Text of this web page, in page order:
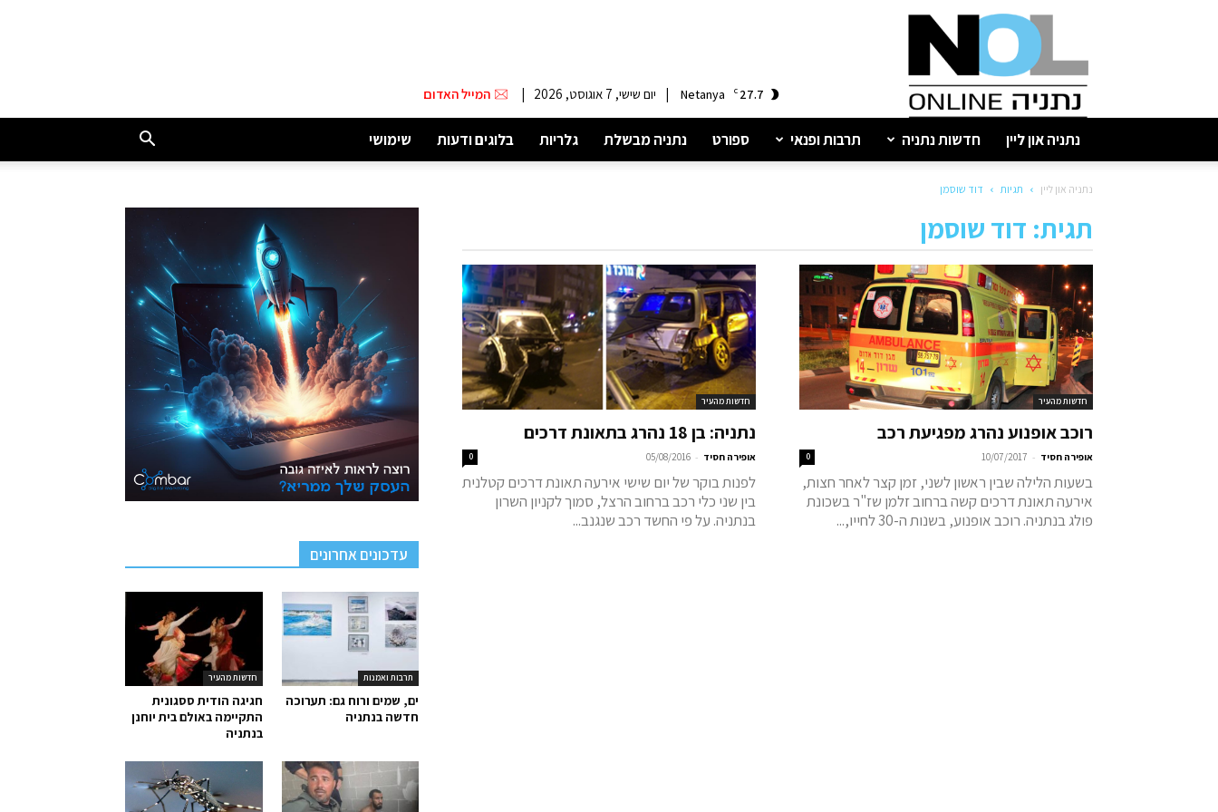
נתניה
27.7
C
Netanya
| יום שישי, 7 אוגוסט, 2026 | המייל האדום
נתניה און ליין חדשות נתניה תרבות ופנאי ספורט נתניה מבשלת גלריות בלוגים ודעות שימושי
נתניה און ליין תגיות דוד שוסמן
תגית: דוד שוסמן
חדשות מהעיר
רוכב אופנוע נהרג מפגיעת רכב
אופירה חסיד -
10/07/2017
0
בשעות הלילה שבין ראשון לשני, זמן קצר לאחר חצות,
אירעה תאונת דרכים קשה ברחוב זלמן שז"ר בשכונת
פולג בנתניה. רוכב אופנוע, בשנות ה-30 לחייו,...
חדשות מהעיר
נתניה: בן 18 נהרג בתאונת דרכים
אופירה חסיד -
05/08/2016
0
לפנות בוקר של יום שישי אירעה תאונת דרכים קטלנית
בין שני כלי רכב ברחוב הרצל, סמוך לקניון השרון
בנתניה. על פי החשד רכב שנגנב...
עדכונים אחרונים
חדשות מהעיר
חגיגה הודית ססגונית
התקיימה באולם בית יוחנן
בנתניה
תרבות ואמנות
ים, שמים ורוח גם: תערוכה
חדשה בנתניה